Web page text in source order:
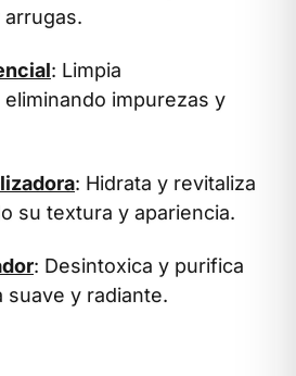
: Limpia
impurezas y
: Hidrata y revitaliza
su textura y apariencia.
: Desintoxica y purifica
suave y radiante.